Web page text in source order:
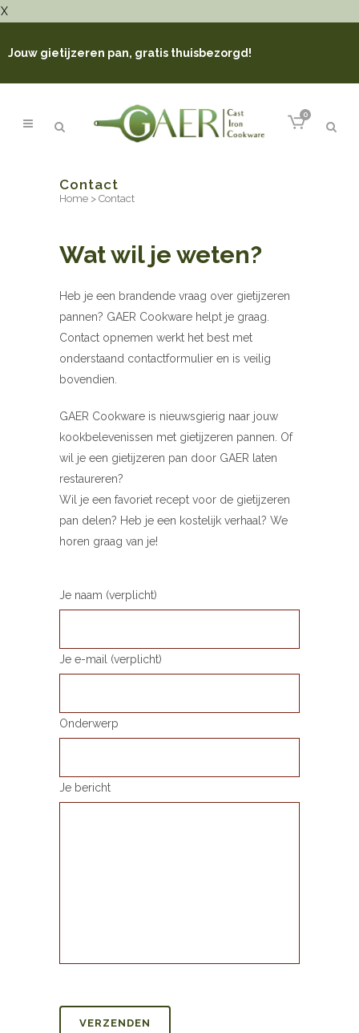
X
Jouw gietijzeren pan, gratis thuisbezorgd!
0
Contact
Home > Contact
Wat wil je weten?
Heb je een brandende vraag over gietijzeren
pannen? GAER Cookware helpt je graag.
Contact opnemen werkt het best met
onderstaand contactformulier en is veilig
bovendien.
GAER Cookware is nieuwsgierig naar jouw
kookbelevenissen met gietijzeren pannen. Of
wil je een gietijzeren pan door GAER laten
restaureren?
Wil je een favoriet recept voor de gietijzeren
pan delen? Heb je een kostelijk verhaal? We
horen graag van je!
Je naam (verplicht)
Je e-mail (verplicht)
Onderwerp
Je bericht